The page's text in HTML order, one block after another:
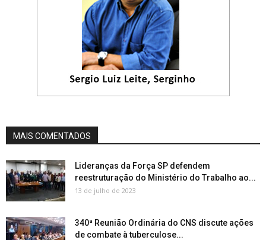
MAIS COMENTADOS
Lideranças da Força SP defendem
reestruturação do Ministério do Trabalho ao...
13 de julho de 2023
340ª Reunião Ordinária do CNS discute ações
de combate à tuberculose...